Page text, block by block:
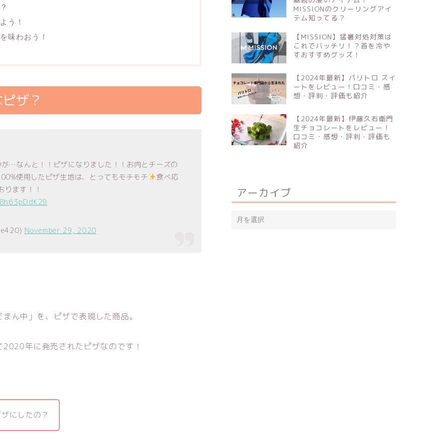
う！
味わおう！
ザ？
…なんと！！ピザになりました！！お肉とチーズの
使用したピザ生地は、とってもモチモチ
食べ応
ります！！
November 29, 2020
ん中」を、ピザで表現した商品。
2020年に発売されたピザなのです！
にしたの？
MISSIONのクリーリングアイ
テム知ってる？
【MISSION】猛暑対処対策は
これでバッチリ！？首を冷や
すおすすめグッズ！
【2024年最新】パリトロ スイ
ートをレビュー！口コミ・感
想・評判・評価も紹介
【2024年最新】伊藤久右衛門
生チョコレートをレビュー！
口コミ・感想・評判・評価も
紹介
アーカイブ